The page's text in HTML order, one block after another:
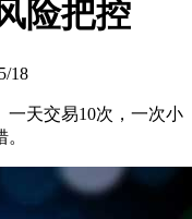
险把控
5/18
一天交易10次，一次小